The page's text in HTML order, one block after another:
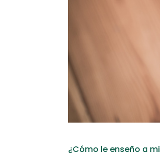
¿Cómo le enseño a